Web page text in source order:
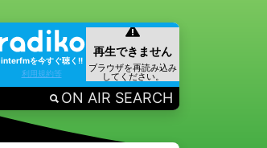
interfmを今すぐ聴く!!
利用規約等
ON AIR SEARCH